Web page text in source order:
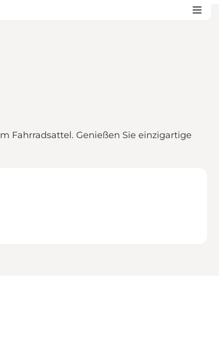
Fahrradsattel. Genießen Sie einzigartige